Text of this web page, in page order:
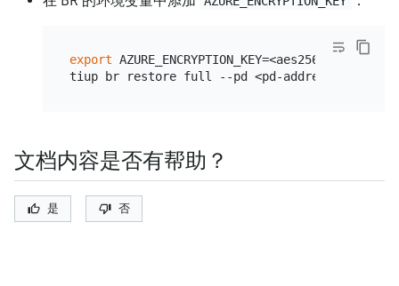
export AZURE_ENCRYPTION_KEY=<aes256-key>
tiup br restore full --pd <pd-address> --
文档内容是否有帮助？
是 否